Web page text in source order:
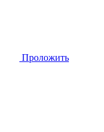
Проложить